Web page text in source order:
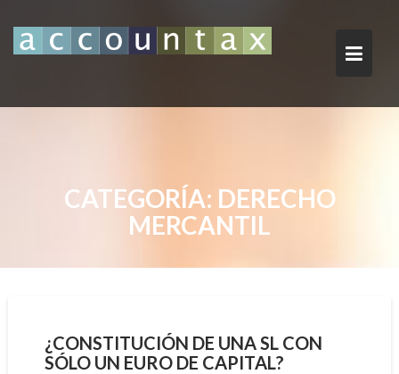
contenido
CATEGORÍA: DERECHO
MERCANTIL
¿CONSTITUCIÓN DE UNA SL CON
SÓLO UN EURO DE CAPITAL?